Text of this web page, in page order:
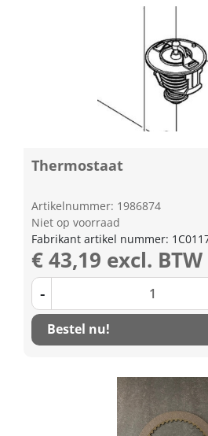
Thermostaat
Artikelnummer: 1986874
Niet op voorraad
Fabrikant artikel nummer:
€ 43,19 excl. BTW
-
Bestel nu!